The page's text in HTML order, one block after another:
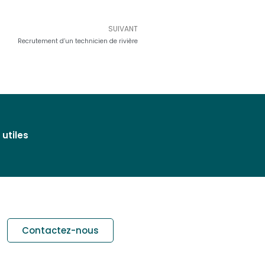
SUIVANT
Recrutement d’un technicien de rivièreSuivant
utiles
Contactez-nous